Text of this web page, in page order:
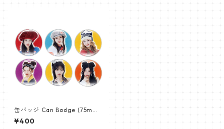
缶バッジ Can Badge (75mm)
【BABY MONSTER - ベイビー
モンスター】
¥400